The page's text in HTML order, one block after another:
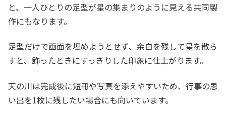
と、一人ひとりの足型が星の集まりのように見える共同製
作にもなります。
足型だけで画面を埋めようとせず、余白を残して星を散ら
すと、飾ったときにすっきりした印象に仕上がります。
天の川は完成後に短冊や写真を添えやすいため、行事の思
い出を1枚に残したい場合にも向いています。